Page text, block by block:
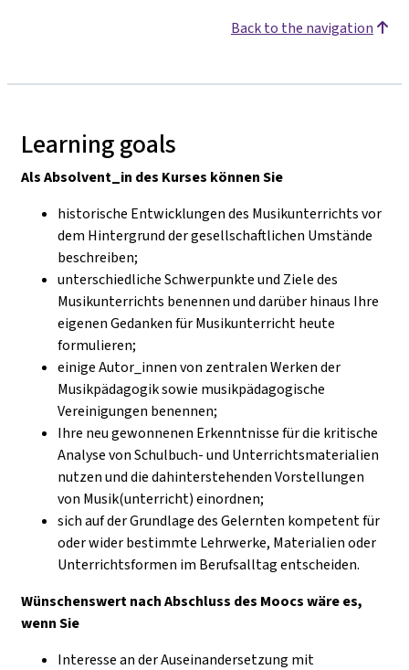
Back to the navigation
Learning goals
Als Absolvent_in des Kurses können Sie
historische Entwicklungen des Musikunterrichts vor
dem Hintergrund der gesellschaftlichen Umstände
beschreiben;
unterschiedliche Schwerpunkte und Ziele des
Musikunterrichts benennen und darüber hinaus Ihre
eigenen Gedanken für Musikunterricht heute
formulieren;
einige Autor_innen von zentralen Werken der
Musikpädagogik sowie musikpädagogische
Vereinigungen benennen;
Ihre neu gewonnenen Erkenntnisse für die kritische
Analyse von Schulbuch- und Unterrichtsmaterialien
nutzen und die dahinterstehenden Vorstellungen
von Musik(unterricht) einordnen;
sich auf der Grundlage des Gelernten kompetent für
oder wider bestimmte Lehrwerke, Materialien oder
Unterrichtsformen im Berufsalltag entscheiden.
Wünschenswert nach Abschluss des Moocs wäre es,
wenn Sie
Interesse an der Auseinandersetzung mit